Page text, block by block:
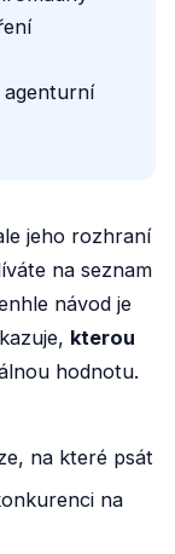
jeho rozhraní
na seznam
návod je
kterou
hodnotu.
na které psát
na